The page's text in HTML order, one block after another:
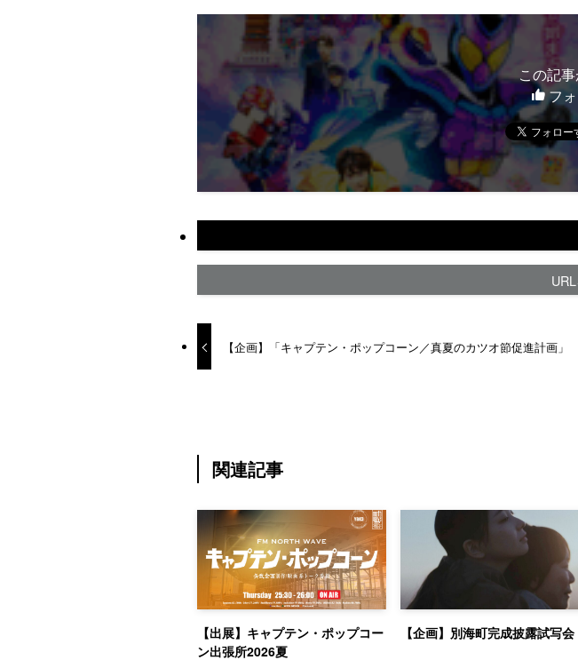
この記
フ
【企画】「キャプテン・ポップコーン／真夏のカツオ節促進計画」
関連記事
【出展】キャプテン・ポップコー
ン出張所2026夏
【企画】別海町完成披露試写会